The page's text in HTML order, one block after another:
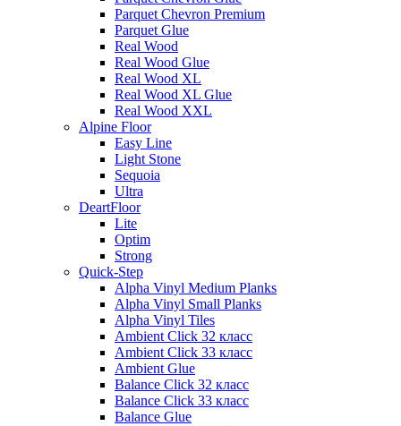
Parquet Chevron Premium
Parquet Glue
Real Wood
Real Wood Glue
Real Wood XL
Real Wood XL Glue
Real Wood XXL
Alpine Floor
Easy Line
Light Stone
Sequoia
Ultra
DeartFloor
Lite
Optim
Strong
Quick-Step
Alpha Vinyl Medium Planks
Alpha Vinyl Small Planks
Alpha Vinyl Tiles
Ambient Click 32 класс
Ambient Click 33 класс
Ambient Glue
Balance Click 32 класс
Balance Click 33 класс
Balance Glue